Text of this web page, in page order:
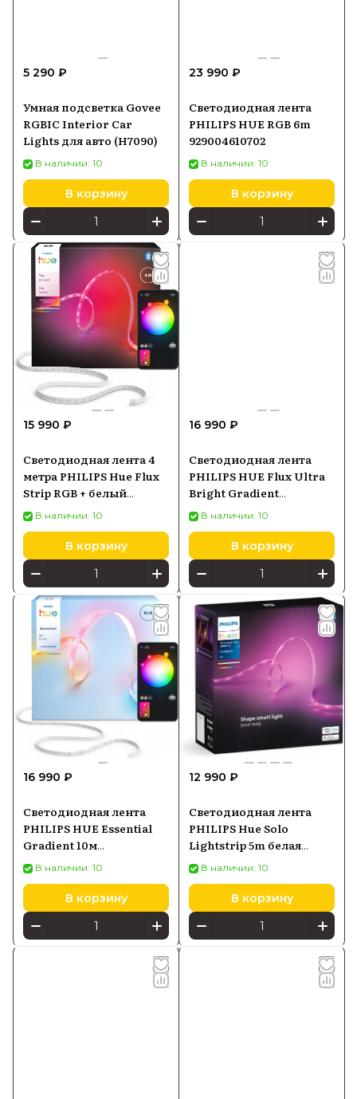
5 290 ₽
Умная подсветка Govee
RGBIC Interior Car
Lights для авто (H7090)
В наличии: 10
В корзину
23 990 ₽
Светодиодная лента
PHILIPS HUE RGB 6m
929004610702
В наличии: 10
В корзину
15 990 ₽
Светодиодная лента 4
метра PHILIPS Hue Flux
Strip RGB + белый
929004610502
В наличии: 10
В корзину
16 990 ₽
Светодиодная лента
PHILIPS HUE Flux Ultra
Bright Gradient
Lightstrip 3м
929004276602
В наличии: 10
В корзину
16 990 ₽
Светодиодная лента
PHILIPS HUE Essential
Gradient 10м
929004295001
В наличии: 10
В корзину
12 990 ₽
Светодиодная лента
PHILIPS Hue Solo
Lightstrip 5m белая
929003817002
В наличии: 10
В корзину